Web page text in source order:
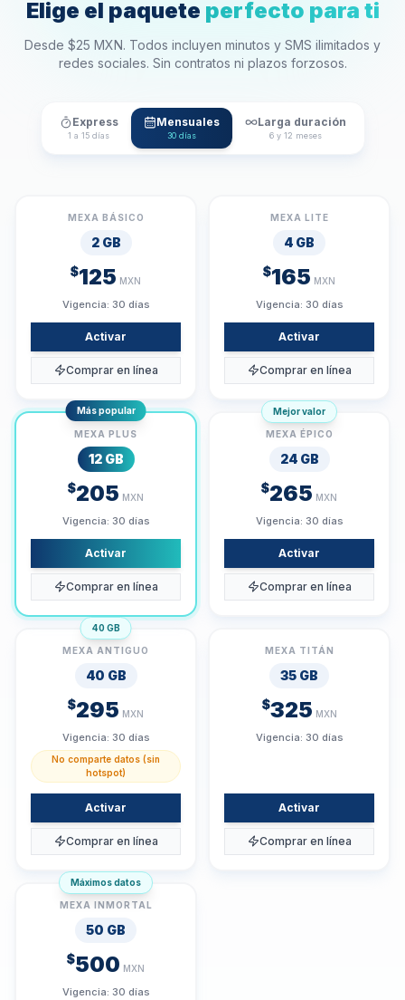
Elige el paquete perfecto para ti
Desde $25 MXN. Todos incluyen minutos y SMS ilimitados y
redes sociales. Sin contratos ni plazos forzosos.
Express
1 a 15 días
Mensuales
30 días
Larga duración
6 y 12 meses
MEXA BÁSICO
2 GB
$125 MXN
Vigencia: 30 días
Activar
Comprar en línea
MEXA LITE
4 GB
$165 MXN
Vigencia: 30 días
Activar
Comprar en línea
Más popular
MEXA PLUS
12 GB
$205 MXN
Vigencia: 30 días
Activar
Comprar en línea
Mejor valor
MEXA ÉPICO
24 GB
$265 MXN
Vigencia: 30 días
Activar
Comprar en línea
40 GB
MEXA ANTIGUO
40 GB
$295 MXN
Vigencia: 30 días
No comparte datos (sin
hotspot)
Activar
Comprar en línea
MEXA TITÁN
35 GB
$325 MXN
Vigencia: 30 días
Activar
Comprar en línea
Máximos datos
MEXA INMORTAL
50 GB
$500 MXN
Vigencia: 30 días